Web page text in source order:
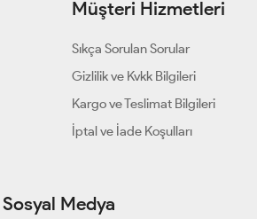
Müşteri Hizmetleri
Sıkça Sorulan Sorular
Gizlilik ve Kvkk Bilgileri
Kargo ve Teslimat Bilgileri
İptal ve İade Koşulları
Sosyal Medya